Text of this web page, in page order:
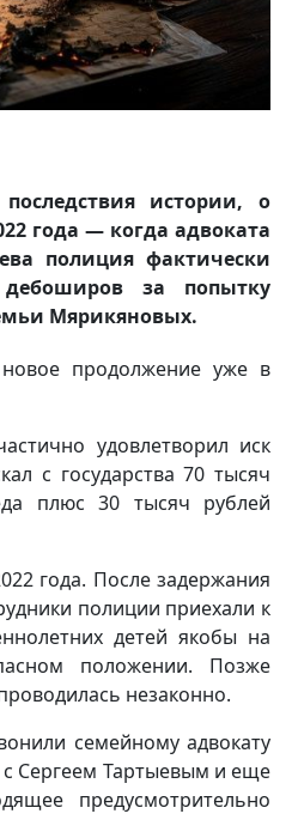
истории, о
года — когда адвоката
полиция фактически
за попытку
Мярикяновых.
продолжение уже в
удовлетворил иск
с государства 70 тысяч
плюс 30 тысяч рублей
года. После задержания
полиции приехали к
детей якобы на
положении. Позже
незаконно.
семейному адвокату
Сергеем Тартыевым и еще
предусмотрительно